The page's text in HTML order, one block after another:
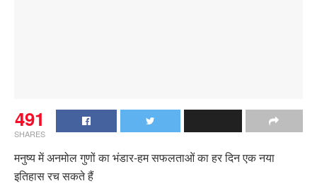
491
SHARES
मनुष्य में अनमोल गुणों का भंडार-हम सफलताओं का हर दिन एक नया
इतिहास रच सकते हैं